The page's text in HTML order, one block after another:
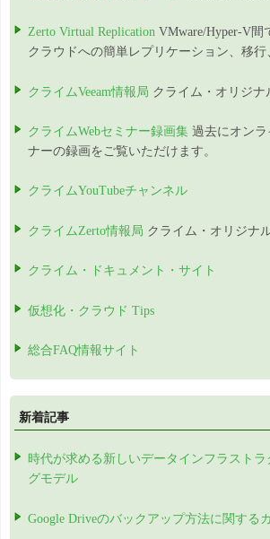
Zerto Virtual Replication VMware/Hyper-V間
クラウドへの簡単レプリケーション、移行
クライムVeeam情報局 クライム・オリジナ
クライムWebセミナー録画集 過去にオンラ
ナーの録画をご覧いただけます。
クライムYouTubeチャンネル
クライムZerto情報局 クライム・オリジナ
クライム・ドキュメント・サイト
仮想化・クラウド Tips
総合FAQ情報サイト
新着記事
時代が求める新しいデータインフラスト
グモデル
Google Driveのバックアップ方法に関する